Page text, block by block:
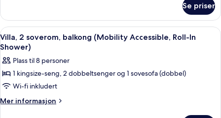
(Hearing
Accessible)
2
soverom,
balkong
(Hearing
Accessible)
Se priser
Åpne
alle
bildene
av
Villa,
2
soverom,
Sengetøy i egyptisk bomull og
11
Villa, 2 soverom, balkong (Mobility Accessible, Roll-In
Shower)
Plass til 8 personer
1 kingsize-seng, 2 dobbeltsenger og 1 sovesofa (dobbel)
Wi-fi inkludert
Mer informasjon
Mer